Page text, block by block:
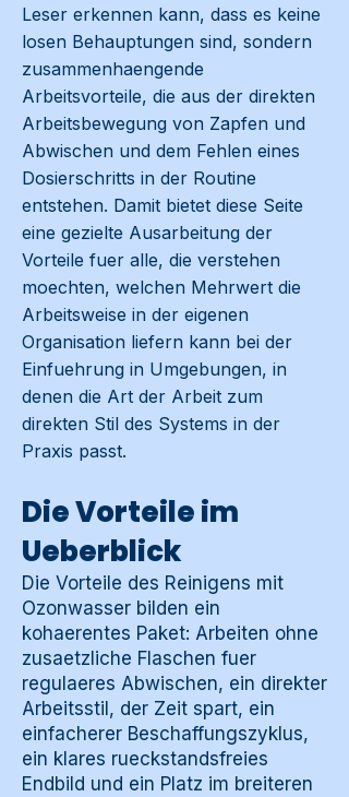
Leser erkennen kann, dass es keine
losen Behauptungen sind, sondern
zusammenhaengende
Arbeitsvorteile, die aus der direkten
Arbeitsbewegung von Zapfen und
Abwischen und dem Fehlen eines
Dosierschritts in der Routine
entstehen. Damit bietet diese Seite
eine gezielte Ausarbeitung der
Vorteile fuer alle, die verstehen
moechten, welchen Mehrwert die
Arbeitsweise in der eigenen
Organisation liefern kann bei der
Einfuehrung in Umgebungen, in
denen die Art der Arbeit zum
direkten Stil des Systems in der
Praxis passt.
Die Vorteile im
Ueberblick
Die Vorteile des Reinigens mit
Ozonwasser bilden ein
kohaerentes Paket: Arbeiten ohne
zusaetzliche Flaschen fuer
regulaeres Abwischen, ein direkter
Arbeitsstil, der Zeit spart, ein
einfacherer Beschaffungszyklus,
ein klares rueckstandsfreies
Endbild und ein Platz im breiteren